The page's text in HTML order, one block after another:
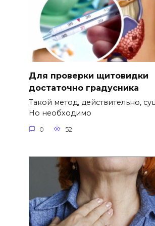
Для проверки щитовидки
достаточно градусника
Такой метод, действительно,
Но необходимо
0 52